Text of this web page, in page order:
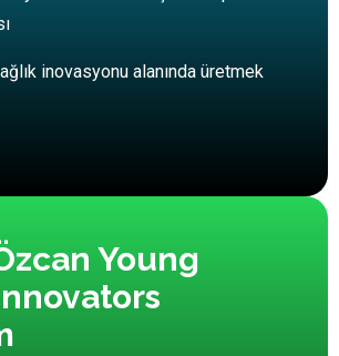
inovasyonu alanında üretmek
Young